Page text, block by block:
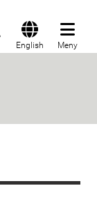
English Meny